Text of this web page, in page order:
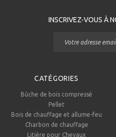
INSCRIVEZ-VOUS À
CATÉGORIES
Bûche de bois compressé
Pellet
Bois de chauffage et allume-feu
Charbon de chauffage
Litière pour Chevaux